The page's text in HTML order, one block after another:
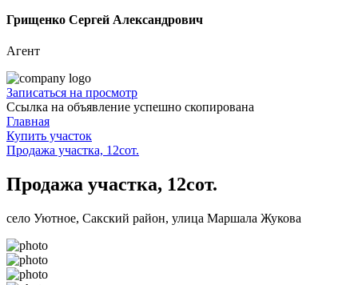
Грищенко Сергей Александрович
Агент
Записаться на просмотр
Ссылка на объявление успешно скопирована
Главная
Купить участок
Продажа участка, 12сот.
Продажа участка, 12сот.
село Уютное, Сакский район, улица Маршала Жукова